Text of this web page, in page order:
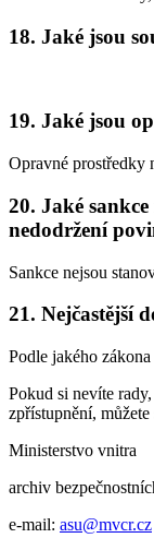
18. Jaké jsou
19. Jaké jsou
Opravné prostředky
20. Jaké
nedodržení
Sankce nejsou
21. Nejčastější
Podle jakého
Pokud si nevíte
zpřístupnění, můžete
Ministerstvo vnitra
archiv
e-mail: asu@mvcr.cz